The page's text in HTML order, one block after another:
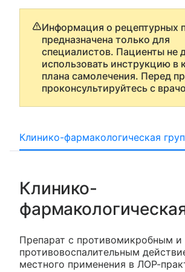
Информация о рецептурных
предназначена только для
специалистов. Пациенты не
использовать инструкцию в
плана самолечения. Перед
проконсультируйтесь с
Клинико-фармакологическая
Клинико-
Препарат с противомикробным и
противовоспалительным
местного применения в ЛОР-